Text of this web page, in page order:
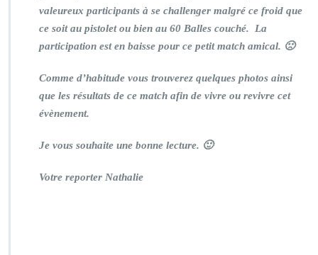
valeureux participants à se challenger malgré ce froid que
ce soit au pistolet ou bien au 60 Balles couché. La
participation est en baisse pour ce petit match amical. 🙁
Comme d’habitude vous trouverez quelques photos ainsi
que les résultats de ce match afin de vivre ou revivre cet
évènement.
Je vous souhaite une bonne lecture. 🙂
Votre reporter Nathalie